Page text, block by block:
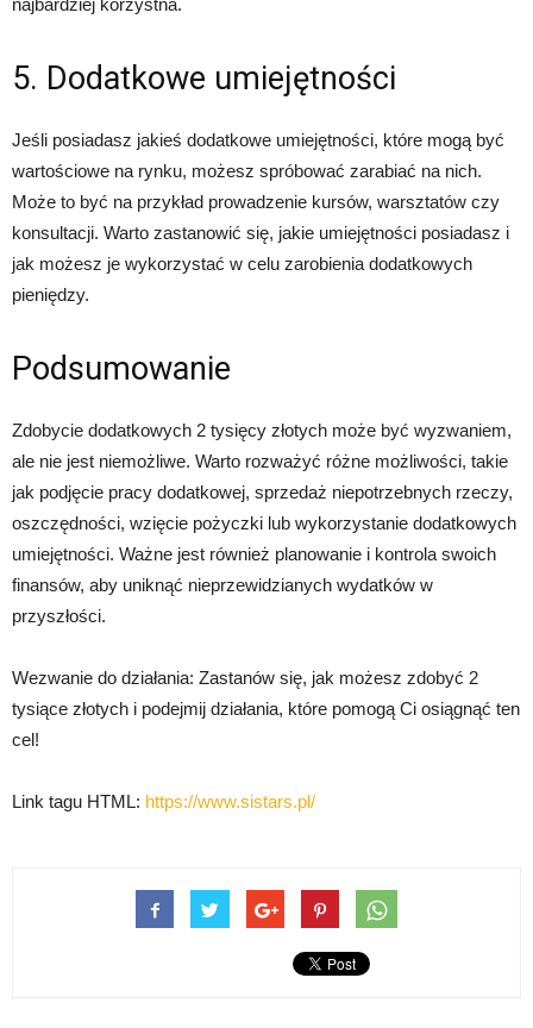
najbardziej korzystna.
5. Dodatkowe umiejętności
Jeśli posiadasz jakieś dodatkowe umiejętności, które mogą być
wartościowe na rynku, możesz spróbować zarabiać na nich.
Może to być na przykład prowadzenie kursów, warsztatów czy
konsultacji. Warto zastanowić się, jakie umiejętności posiadasz i
jak możesz je wykorzystać w celu zarobienia dodatkowych
pieniędzy.
Podsumowanie
Zdobycie dodatkowych 2 tysięcy złotych może być wyzwaniem,
ale nie jest niemożliwe. Warto rozważyć różne możliwości, takie
jak podjęcie pracy dodatkowej, sprzedaż niepotrzebnych rzeczy,
oszczędności, wzięcie pożyczki lub wykorzystanie dodatkowych
umiejętności. Ważne jest również planowanie i kontrola swoich
finansów, aby uniknąć nieprzewidzianych wydatków w
przyszłości.
Wezwanie do działania: Zastanów się, jak możesz zdobyć 2
tysiące złotych i podejmij działania, które pomogą Ci osiągnąć ten
cel!
Link tagu HTML: https://www.sistars.pl/